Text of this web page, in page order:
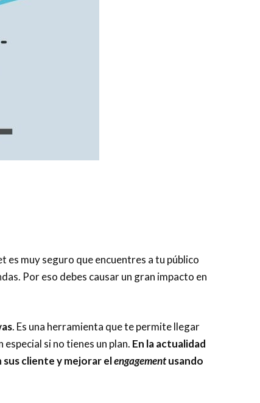
es muy seguro que encuentres a tu público
Por eso debes causar un gran impacto en
. Es una herramienta que te permite llegar
si no tienes un plan. En la actualidad
cliente y mejorar elengagementusando